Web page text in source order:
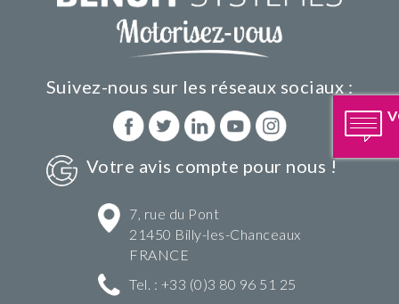
Suivez-nous sur les réseaux sociaux :
Votre avis compte pour nous !
7, rue du Pont
21450 Billy-les-Chanceaux
FRANCE
Tel. : +33 (0)3 80 96 51 25